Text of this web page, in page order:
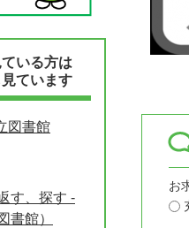
お
いる方は
ています
図書館
す、探す -
書館）